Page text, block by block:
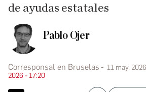
de ayudas estatales
Pablo Ojer
Corresponsal en Bruselas 11 may.
2026 - 17:20